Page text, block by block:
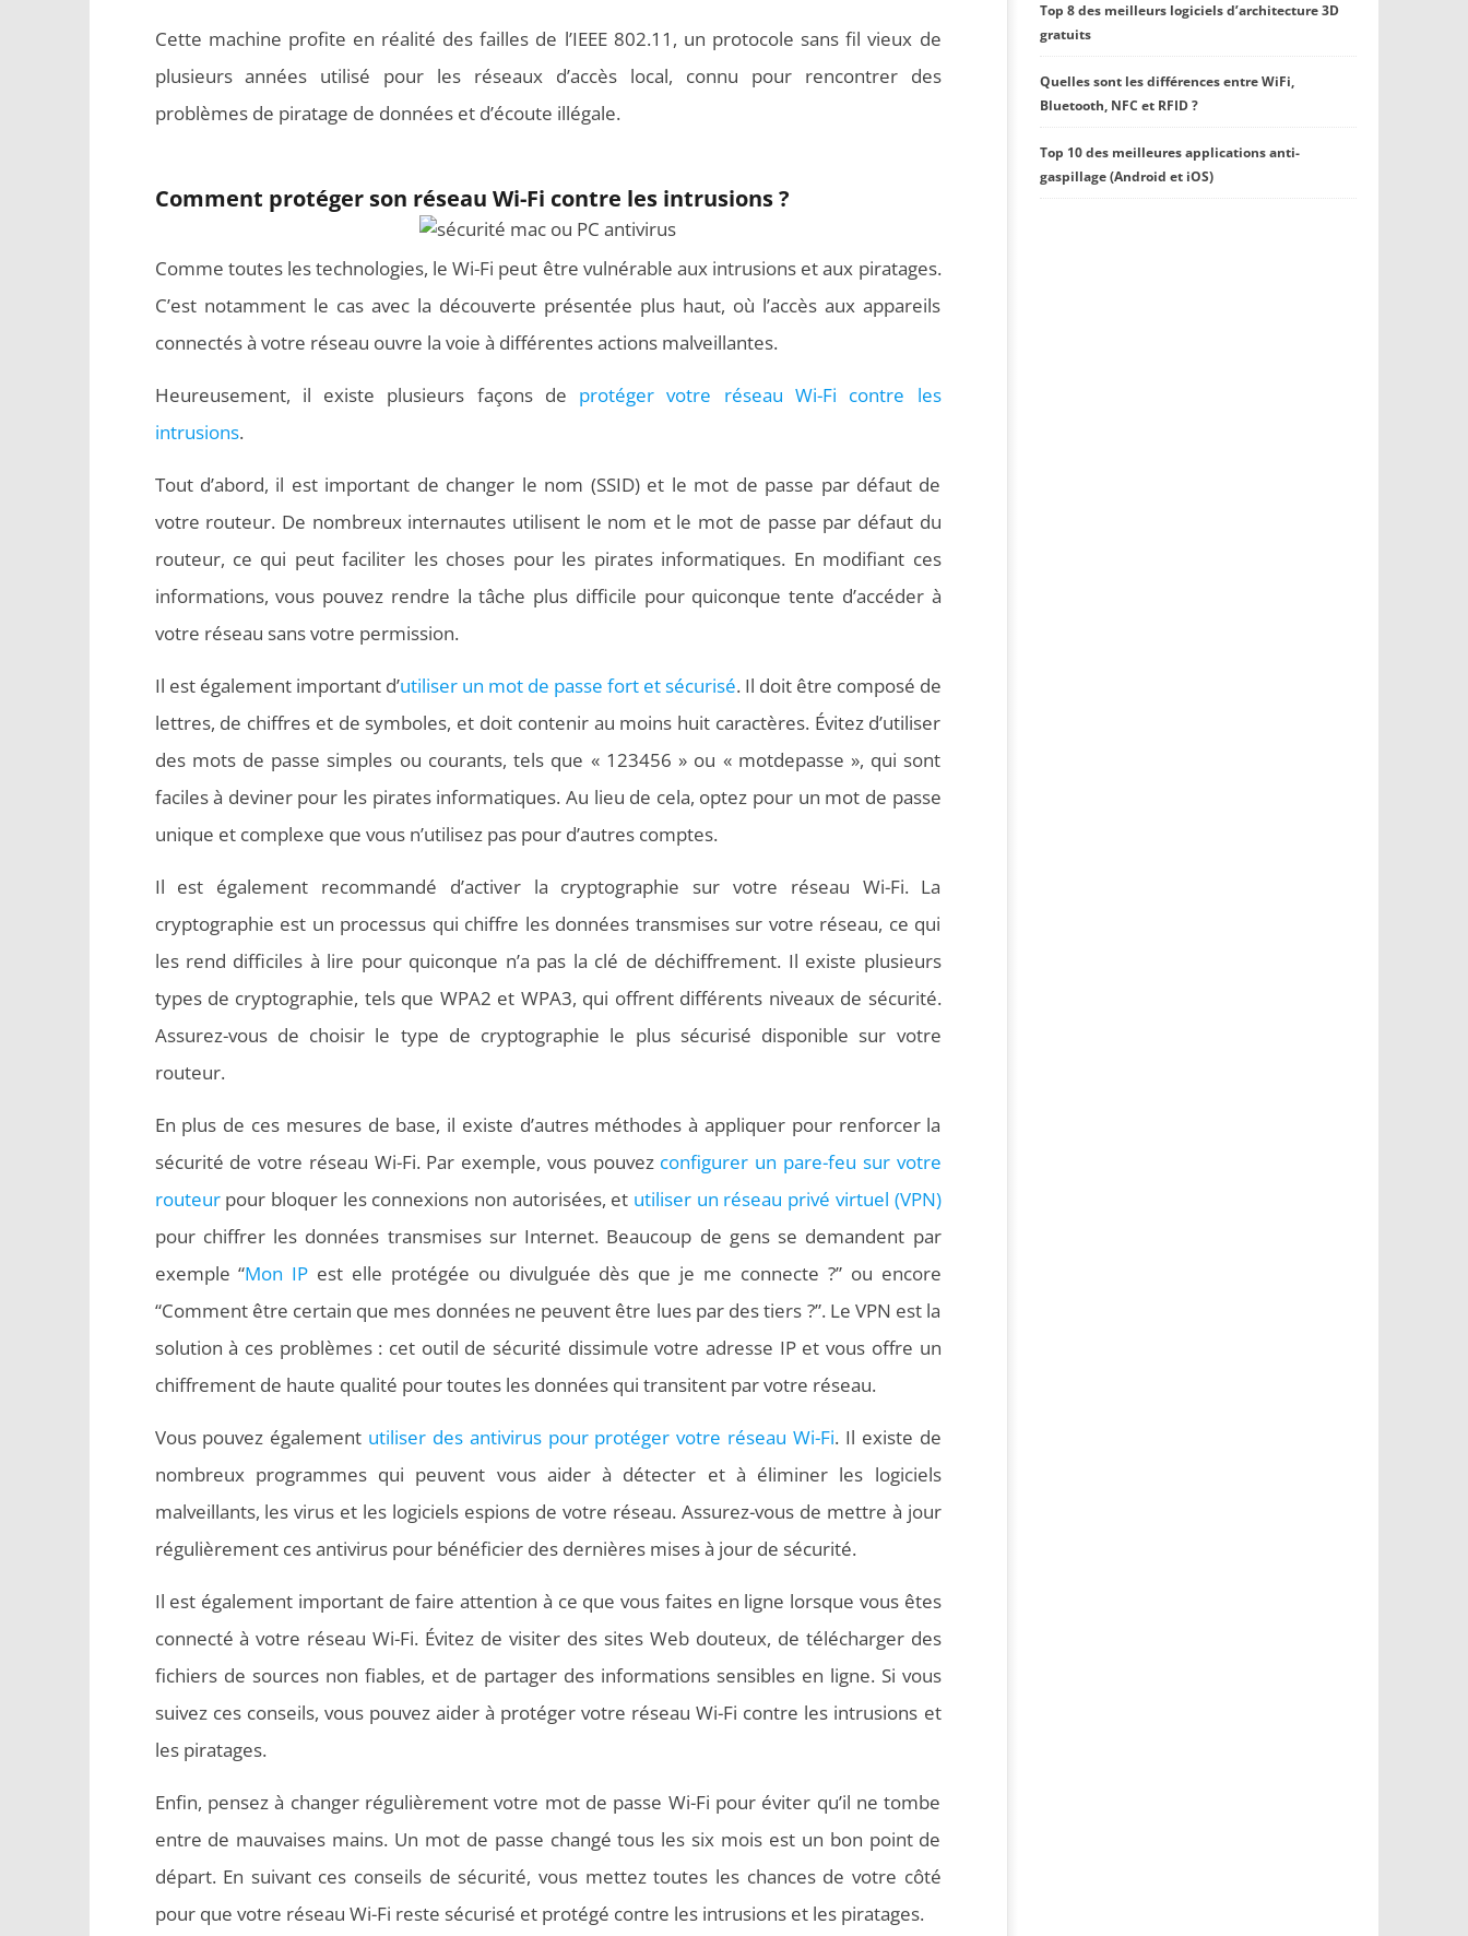
Cette machine profite en réalité des failles de l’IEEE 802.11, un protocole sans fil vieux de
plusieurs années utilisé pour les réseaux d’accès local, connu pour rencontrer des
problèmes de piratage de données et d’écoute illégale.
Comment protéger son réseau Wi-Fi contre les intrusions ?
Comme toutes les technologies, le Wi-Fi peut être vulnérable aux intrusions et aux piratages.
C’est notamment le cas avec la découverte présentée plus haut, où l’accès aux appareils
connectés à votre réseau ouvre la voie à différentes actions malveillantes.
Heureusement, il existe plusieurs façons de protéger votre réseau Wi-Fi contre les
intrusions.
Tout d’abord, il est important de changer le nom (SSID) et le mot de passe par défaut de
votre routeur. De nombreux internautes utilisent le nom et le mot de passe par défaut du
routeur, ce qui peut faciliter les choses pour les pirates informatiques. En modifiant ces
informations, vous pouvez rendre la tâche plus difficile pour quiconque tente d’accéder à
votre réseau sans votre permission.
Il est également important d’utiliser un mot de passe fort et sécurisé. Il doit être composé de
lettres, de chiffres et de symboles, et doit contenir au moins huit caractères. Évitez d’utiliser
des mots de passe simples ou courants, tels que « 123456 » ou « motdepasse », qui sont
faciles à deviner pour les pirates informatiques. Au lieu de cela, optez pour un mot de passe
unique et complexe que vous n’utilisez pas pour d’autres comptes.
Il est également recommandé d’activer la cryptographie sur votre réseau Wi-Fi. La
cryptographie est un processus qui chiffre les données transmises sur votre réseau, ce qui
les rend difficiles à lire pour quiconque n’a pas la clé de déchiffrement. Il existe plusieurs
types de cryptographie, tels que WPA2 et WPA3, qui offrent différents niveaux de sécurité.
Assurez-vous de choisir le type de cryptographie le plus sécurisé disponible sur votre
routeur.
En plus de ces mesures de base, il existe d’autres méthodes à appliquer pour renforcer la
sécurité de votre réseau Wi-Fi. Par exemple, vous pouvez configurer un pare-feu sur votre
routeurpour bloquer les connexions non autorisées, et utiliser un réseau privé virtuel (VPN)
pour chiffrer les données transmises sur Internet. Beaucoup de gens se demandent par
exemple “Mon IP est elle protégée ou divulguée dès que je me connecte ?” ou encore
“Comment être certain que mes données ne peuvent être lues par des tiers ?”. Le VPN est la
solution à ces problèmes : cet outil de sécurité dissimule votre adresse IP et vous offre un
chiffrement de haute qualité pour toutes les données qui transitent par votre réseau.
Vous pouvez également utiliser des antivirus pour protéger votre réseau Wi-Fi. Il existe de
nombreux programmes qui peuvent vous aider à détecter et à éliminer les logiciels
malveillants, les virus et les logiciels espions de votre réseau. Assurez-vous de mettre à jour
régulièrement ces antivirus pour bénéficier des dernières mises à jour de sécurité.
Il est également important de faire attention à ce que vous faites en ligne lorsque vous êtes
connecté à votre réseau Wi-Fi. Évitez de visiter des sites Web douteux, de télécharger des
fichiers de sources non fiables, et de partager des informations sensibles en ligne. Si vous
suivez ces conseils, vous pouvez aider à protéger votre réseau Wi-Fi contre les intrusions et
les piratages.
Enfin, pensez à changer régulièrement votre mot de passe Wi-Fi pour éviter qu’il ne tombe
entre de mauvaises mains. Un mot de passe changé tous les six mois est un bon point de
départ. En suivant ces conseils de sécurité, vous mettez toutes les chances de votre côté
pour que votre réseau Wi-Fi reste sécurisé et protégé contre les intrusions et les piratages.
Top 8 des meilleurs logiciels d’architecture 3D
gratuits
Quelles sont les différences entre WiFi,
Bluetooth, NFC et RFID ?
Top 10 des meilleures applications anti-
gaspillage (Android et iOS)